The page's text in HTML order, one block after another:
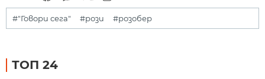
#"Говори сега" #рози #розобер
ТОП 24